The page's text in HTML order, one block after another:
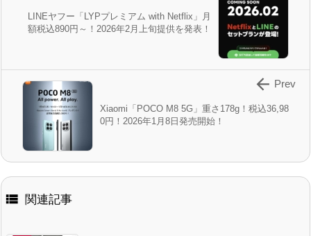
LINEヤフー「LYPプレミアム with Netflix」月
額税込890円～！2026年2月上旬提供を発表！
Xiaomi「POCO M8 5G」重さ178g！税込36,98
0円！2026年1月8日発売開始！
 Prev
 関連記事